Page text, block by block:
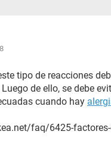
tipo de reacciones
de ello, se debe
cuando hay
faq/6425-